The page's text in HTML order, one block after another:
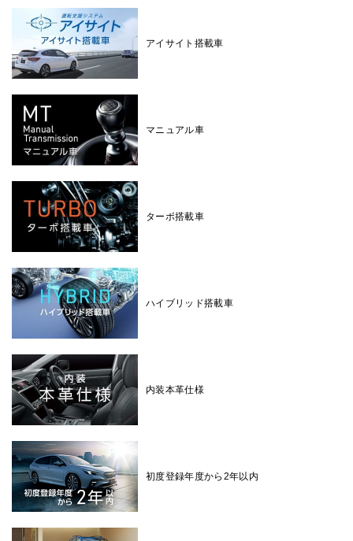
アイサイト搭載車
マニュアル車
ターボ搭載車
ハイブリッド搭載車
内装本革仕様
初度登録年度から2年以内